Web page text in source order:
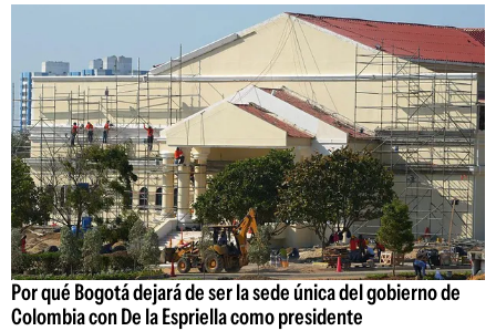
Por qué Bogotá dejará de ser la sede única del gobierno de
Colombia con De la Espriella como presidente